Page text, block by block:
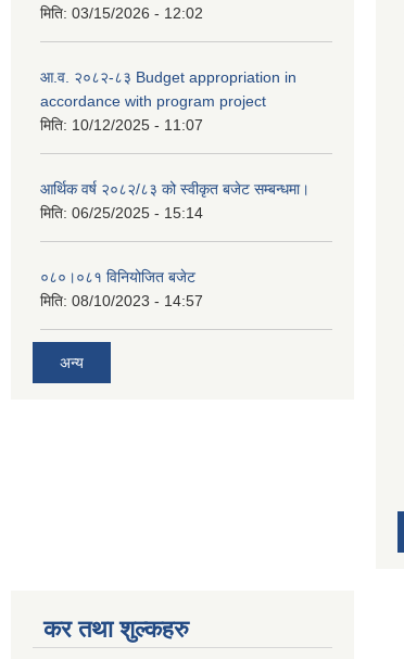
मिति: 03/15/2026 - 12:02
आ.व. २०८२-८३ Budget appropriation in
accordance with program project
मिति: 10/12/2025 - 11:07
आर्थिक वर्ष २०८२/८३ को स्वीकृत बजेट सम्बन्धमा।
मिति: 06/25/2025 - 15:14
०८०।०८१ विनियोजित बजेट
मिति: 08/10/2023 - 14:57
अन्य
कर तथा शुल्कहरु